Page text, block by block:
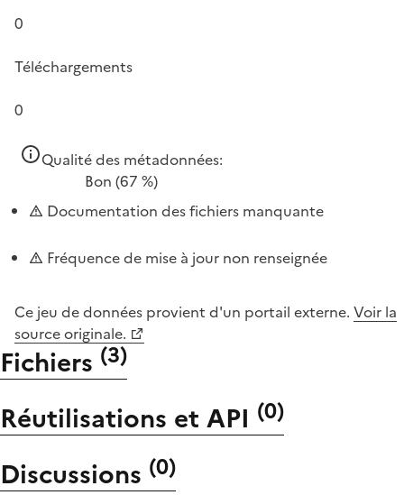
0
Téléchargements
0
Qualité des métadonnées:
Bon (67 %)
Documentation des fichiers manquante
Fréquence de mise à jour non renseignée
Ce jeu de données provient d'un portail externe. Voir la
source originale.
Fichiers (3)
Réutilisations et API (0)
Discussions (0)